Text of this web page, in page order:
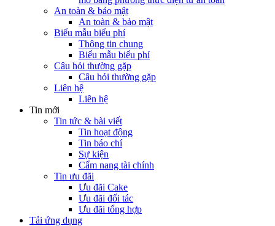
An toàn & bảo mật
An toàn & bảo mật
Biểu mẫu biểu phí
Thông tin chung
Biểu mẫu biểu phí
Câu hỏi thường gặp
Câu hỏi thường gặp
Liên hệ
Liên hệ
Tin mới
Tin tức & bài viết
Tin hoạt động
Tin báo chí
Sự kiện
Cẩm nang tài chính
Tin ưu đãi
Ưu đãi Cake
Ưu đãi đối tác
Ưu đãi tổng hợp
Tải ứng dụng